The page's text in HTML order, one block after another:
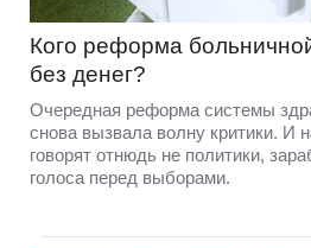
Кого реформа
без денег?
Очередная реформа системы
снова вызвала волну критики. И
говорят отнюдь не политики,
голоса перед выборами.